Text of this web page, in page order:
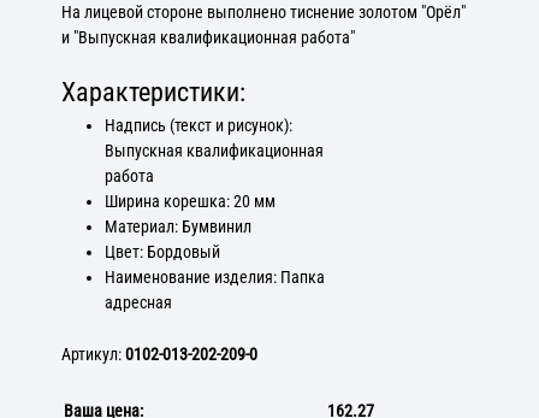
На лицевой стороне выполнено тиснение золотом "Орёл"
и "Выпускная квалификационная работа"
Характеристики:
Надпись (текст и рисунок):
Выпускная квалификационная
работа
Ширина корешка: 20 мм
Материал: Бумвинил
Цвет: Бордовый
Наименование изделия: Папка
адресная
Артикул:0102-013-202-209-0
Ваша цена:
162.27